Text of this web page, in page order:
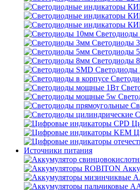
Светодиоды
Светодиоды
Светодиоды
Светодиоды
Источники питания